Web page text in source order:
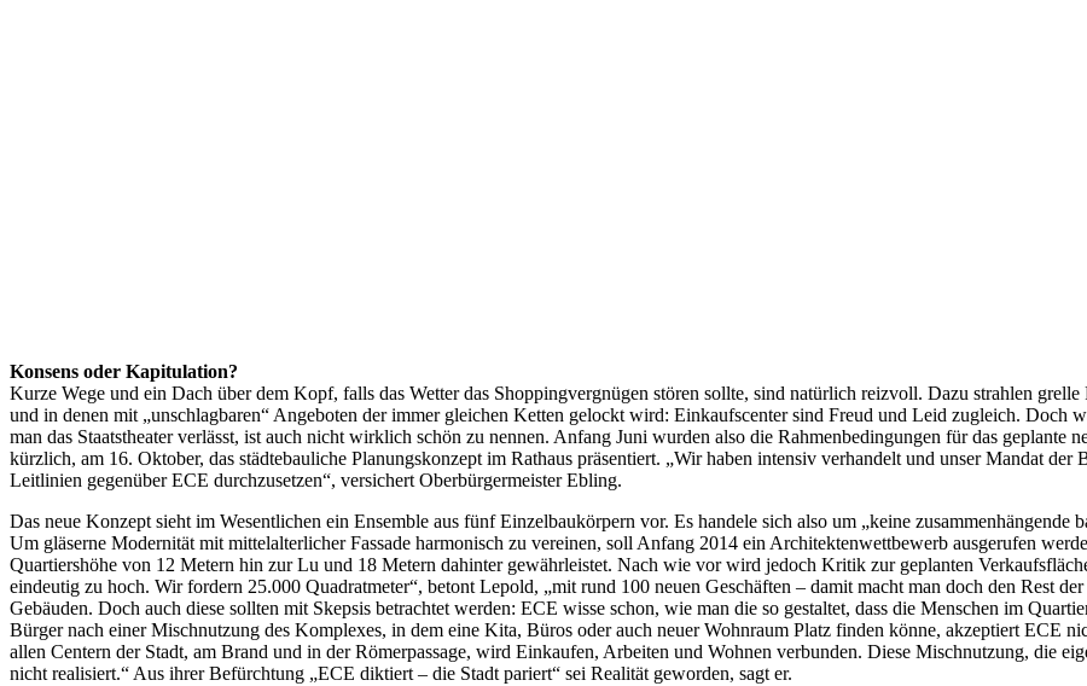
Konsens oder Kapitulation?
Kurze Wege und ein Dach über dem Kopf, falls das Wetter das Shoppingvergnügen stören sollte, sind natürlich reizvoll. Dazu strahlen
und in denen mit „unschlagbaren“ Angeboten der immer gleichen Ketten gelockt wird: Einkaufscenter sind Freud und Leid zugleich. Doch
man das Staatstheater verlässt, ist auch nicht wirklich schön zu nennen. Anfang Juni wurden also die Rahmenbedingungen für das geplante
kürzlich, am 16. Oktober, das städtebauliche Planungskonzept im Rathaus präsentiert. „Wir haben intensiv verhandelt und unser Mandat
Leitlinien gegenüber ECE durchzusetzen“, versichert Oberbürgermeister Ebling.
Das neue Konzept sieht im Wesentlichen ein Ensemble aus fünf Einzelbaukörpern vor. Es handele sich also um „keine
Um gläserne Modernität mit mittelalterlicher Fassade harmonisch zu vereinen, soll Anfang 2014 ein Architektenwettbewerb ausgerufen
Quartiershöhe von 12 Metern hin zur Lu und 18 Metern dahinter gewährleistet. Nach wie vor wird jedoch Kritik zur geplanten
eindeutig zu hoch. Wir fordern 25.000 Quadratmeter“, betont Lepold, „mit rund 100 neuen Geschäften – damit macht man doch den Rest
Gebäuden. Doch auch diese sollten mit Skepsis betrachtet werden: ECE wisse schon, wie man die so gestaltet, dass die Menschen im
Bürger nach einer Mischnutzung des Komplexes, in dem eine Kita, Büros oder auch neuer Wohnraum Platz finden könne, akzeptiert ECE
allen Centern der Stadt, am Brand und in der Römerpassage, wird Einkaufen, Arbeiten und Wohnen verbunden. Diese Mischnutzung, die
nicht realisiert.“ Aus ihrer Befürchtung „ECE diktiert – die Stadt pariert“ sei Realität geworden, sagt er.